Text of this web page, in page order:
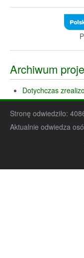
Archiwum
Dotychczas
Stronę odwiedziło:
Aktualnie odwiedza